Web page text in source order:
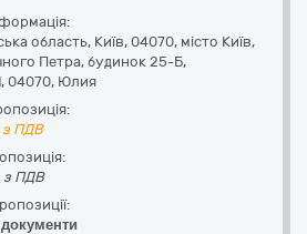
область, Київ, 04070, місто Київ,
Петра, будинок 25-Б,
, 04070, Юлия
з ПДВ
з ПДВ
документи